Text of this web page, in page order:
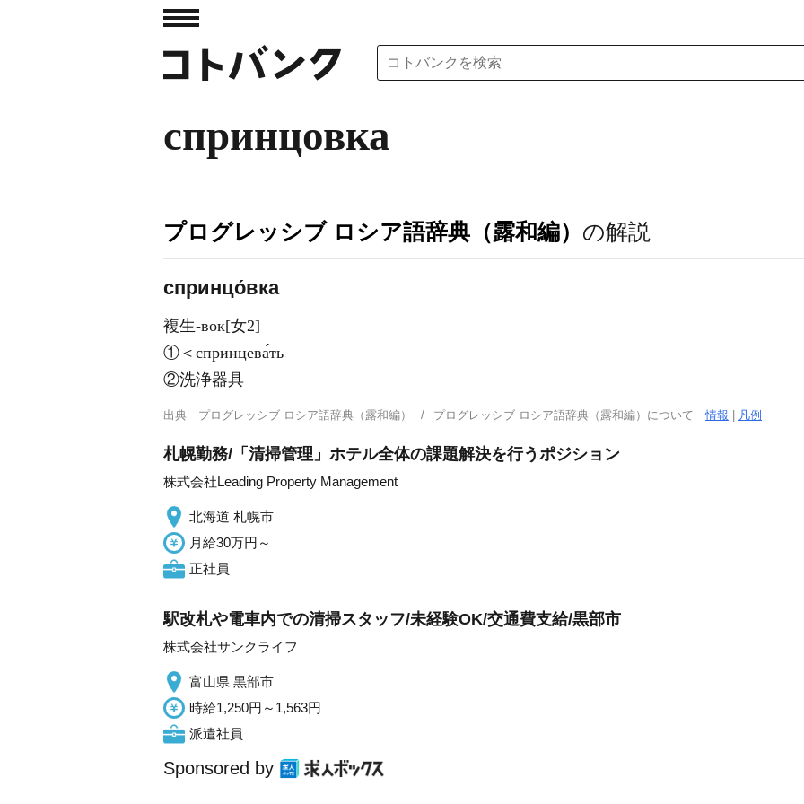
спринцовка
プログレッシブ ロシア語辞典（露和編） の解説
спринцо́вка
複生-вок[女2]
①＜спринцева́ть
②洗浄器具
出典 プログレッシブ ロシア語辞典（露和編） プログレッシブ ロシア語辞典（露和編）について情報 凡例
札幌勤務/「清掃管理」ホテル全体の課題解決を行うポジション
株式会社Leading Property Management
北海道 札幌市
月給30万円～
正社員
駅改札や電車内での清掃スタッフ/未経験OK/交通費支給/黒部市
株式会社サンクライフ
富山県 黒部市
時給1,250円～1,563円
派遣社員
Sponsored by